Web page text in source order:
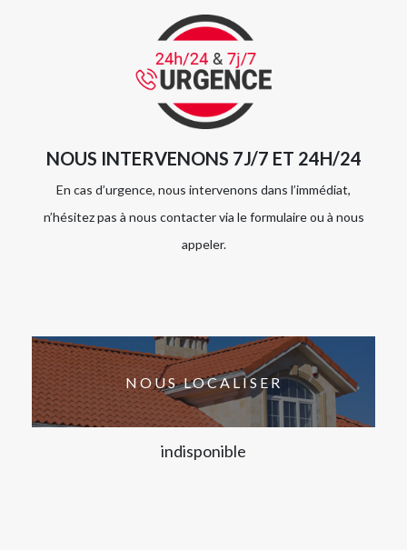
NOUS INTERVENONS 7J/7 ET 24H/24
En cas d’urgence, nous intervenons dans l’immédiat,
n’hésitez pas à nous contacter via le formulaire ou à nous
appeler.
NOUS LOCALISER
indisponible